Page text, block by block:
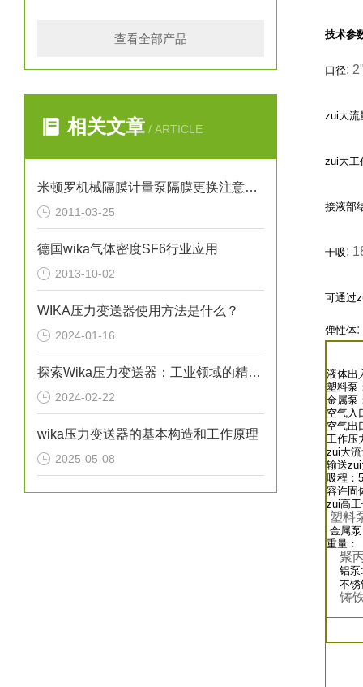
查看全部产品
相关文章 / ARTICLE
米顿罗机械隔膜计量泵隔膜更换注意事项
2011-03-25
德国wika气体密度SF6行业应用
2013-10-02
WIKA压力变送器使用方法是什么？
2024-01-16
探索Wika压力变送器：工业领域的精准监控者
2024-02-22
wika压力变送器的基本构造和工作原理
2025-05-08
技术参
口径:
zui大流
zui大工
接液部
干吸:
可通过
弹性体:
液体出
塑料泵
金属泵
空气入
空气出
工作压
zui大
输送
吸程：
容许固
zui高
塑料
金属
重量：
聚
铝泵
不锈
铸